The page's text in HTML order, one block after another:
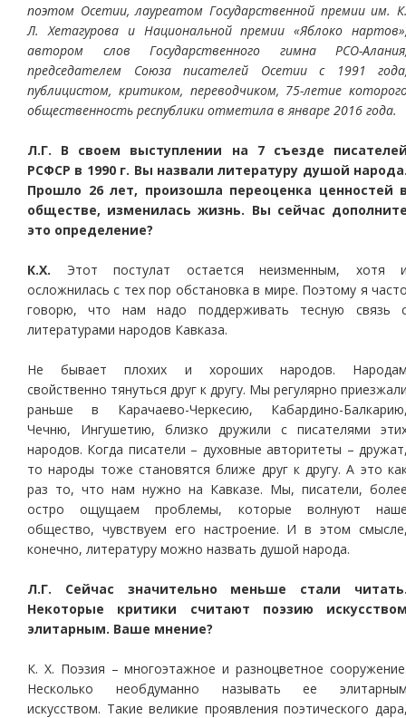
поэтом Осетии, лауреатом Государственной премии им.
Л. Хетагурова и Национальной премии «Яблоко
автором слов Государственного гимна РСО-
председателем Союза писателей Осетии с 1991
публицистом, критиком, переводчиком, 75-летие
общественность республики отметила в январе 2016 года.
Л.Г. В своем выступлении на 7 съезде
РСФСР в 1990 г. Вы назвали литературу душой
Прошло 26 лет, произошла переоценка ценностей
обществе, изменилась жизнь. Вы сейчас
это определение?
К.Х. Этот постулат остается неизменным, хотя
осложнилась с тех пор обстановка в мире. Поэтому я
говорю, что нам надо поддерживать тесную связь
литературами народов Кавказа.
Не бывает плохих и хороших народов.
свойственно тянуться друг к другу. Мы регулярно
раньше в Карачаево-Черкесию, Кабардино-
Чечню, Ингушетию, близко дружили с писателями
народов. Когда писатели – духовные авторитеты –
то народы тоже становятся ближе друг к другу. А это
раз то, что нам нужно на Кавказе. Мы, писатели,
остро ощущаем проблемы, которые волнуют
общество, чувствуем его настроение. И в этом
конечно, литературу можно назвать душой народа.
Л.Г. Сейчас значительно меньше стали
Некоторые критики считают поэзию
элитарным. Ваше мнение?
К. Х. Поэзия – многоэтажное и разноцветное
Несколько необдуманно называть ее
искусством. Такие великие проявления поэтического